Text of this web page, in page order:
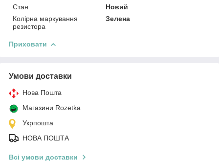
Стан
Новий
Колірна маркування
резистора
Зелена
Приховати
Умови доставки
Нова Пошта
Магазини Rozetka
Укрпошта
НОВА ПОШТА
Всі умови доставки